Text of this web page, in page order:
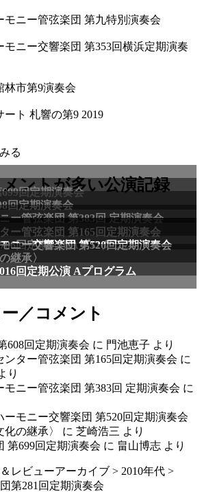
モニー管弦楽団 第九特別演奏会
モニー交響楽団 第353回横浜定期演奏
林市第9演奏会
ト 札響の第9 2019
る
ントが多い公演記録
／コメント
608回定期演奏会 に 門池恵子 より
ンター管弦楽団 第165回定期演奏会 に
り
モニー管弦楽団 第383回 定期演奏会 に
ーモニー交響楽団 第520回定期演奏会
化の継承〉
に 芝崎浩三 より
第699回定期演奏会 に 畠山博志 より
レビューアーカイブ > 2010年代 >
第281回定期演奏会